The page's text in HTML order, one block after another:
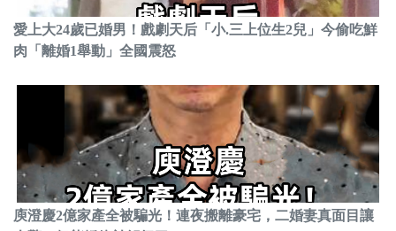
愛上大24歲已婚男！戲劇天后「小.三上位生2兒」今偷吃鮮
肉「離婚1舉動」全國震怒
庾澄慶2億家產全被騙光！連夜搬離豪宅，二婚妻真面目讓